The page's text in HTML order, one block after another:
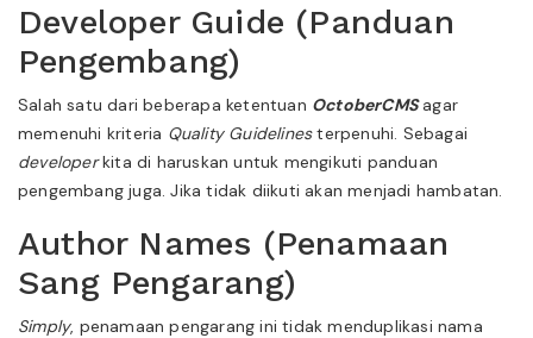
Developer Guide (Panduan
Pengembang)
Salah satu dari beberapa ketentuan OctoberCMSagar
memenuhi kriteria Quality Guidelinesterpenuhi. Sebagai
developerkita di haruskan untuk mengikuti panduan
pengembang juga. Jika tidak diikuti akan menjadi hambatan.
Author Names (Penamaan
Sang Pengarang)
Simply, penamaan pengarang ini tidak menduplikasi nama